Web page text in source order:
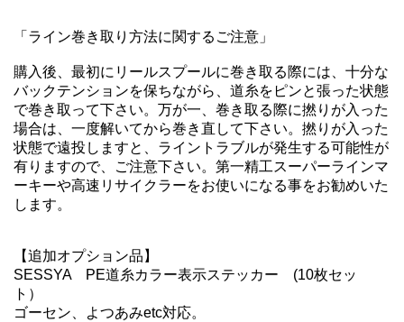
「ライン巻き取り方法に関するご注意」
購入後、最初にリールスプールに巻き取る際には、十分な
バックテンションを保ちながら、道糸をピンと張った状態
で巻き取って下さい。万が一、巻き取る際に撚りが入った
場合は、一度解いてから巻き直して下さい。撚りが入った
状態で遠投しますと、ライントラブルが発生する可能性が
有りますので、ご注意下さい。第一精工スーパーラインマ
ーキーや高速リサイクラーをお使いになる事をお勧めいた
します。
【追加オプション品】
SESSYA PE道糸カラー表示ステッカー (10枚セッ
ト）
ゴーセン、よつあみetc対応。